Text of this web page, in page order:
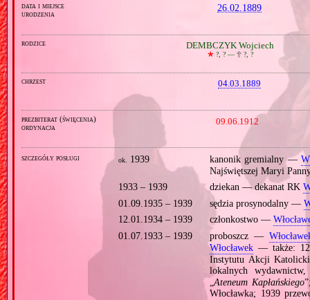
data i miejsce
urodzenia
26.02.1889
rodzice DEMBCZYK Wojciech
🞲?, ? — 🕆?, ?
chrzest 04.03.1889
prezbiterat (święcenia)
ordynacja
09.06.1912
szczegóły posługi ok. 1939 kanonik gremialny —
Najświętszej Maryi
1933 – 1939
dziekan — dekanat RK
01.09.1935 – 1939
sędzia prosynodalny —
12.01.1934 – 1939
członkostwo —
01.07.1933 – 1939
proboszcz —
Włocławek— także:
Instytutu Akcji
lokalnych
Ateneum Kapłańskiego
Włocławka; 1939